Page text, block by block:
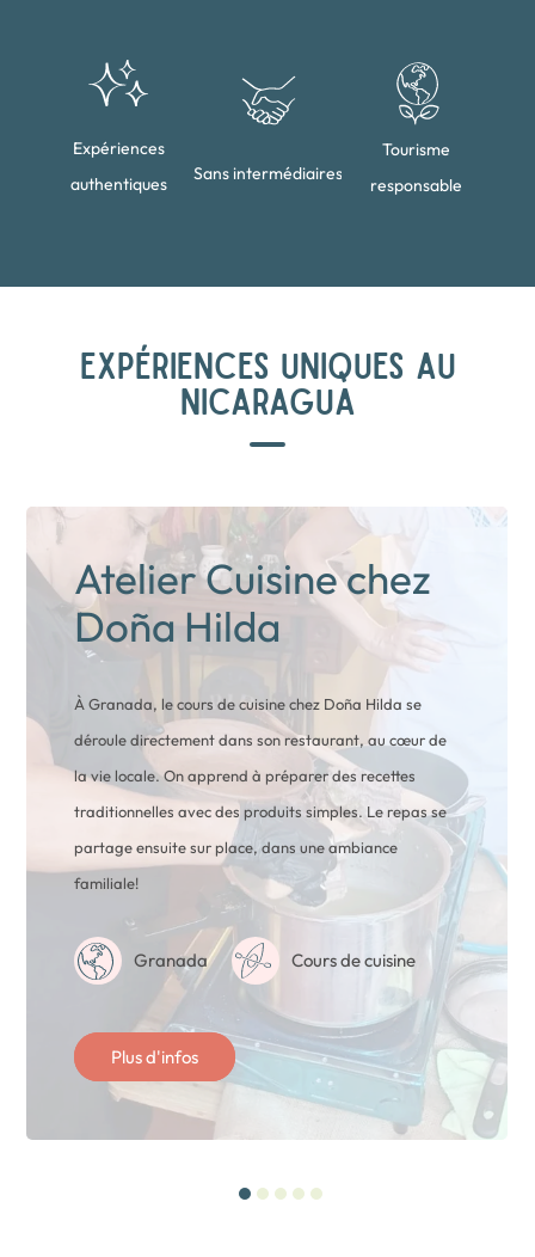
Expériences
authentiques
Sans intermédiaires
Tourisme
responsable
EXPÉRIENCES UNIQUES AU
NICARAGUA
Atelier Cuisine chez
Doña Hilda
À Granada, le cours de cuisine chez Doña Hilda se
déroule directement dans son restaurant, au cœur de
la vie locale. On apprend à préparer des recettes
traditionnelles avec des produits simples. Le repas se
partage ensuite sur place, dans une ambiance
familiale!
Granada Cours de cuisine
Plus d'infos